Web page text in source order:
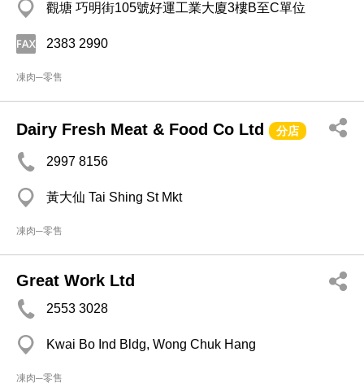
觀塘 巧明街105號好運工業大廈3樓B至C單位
2383 2990
凍肉─零售
Dairy Fresh Meat & Food Co Ltd 分店
2997 8156
黃大仙 Tai Shing St Mkt
凍肉─零售
Great Work Ltd
2553 3028
Kwai Bo Ind Bldg, Wong Chuk Hang
凍肉─零售